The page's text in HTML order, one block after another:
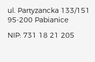
ul. Partyzancka 133/151
95-200 Pabianice
NIP: 731 18 21 205